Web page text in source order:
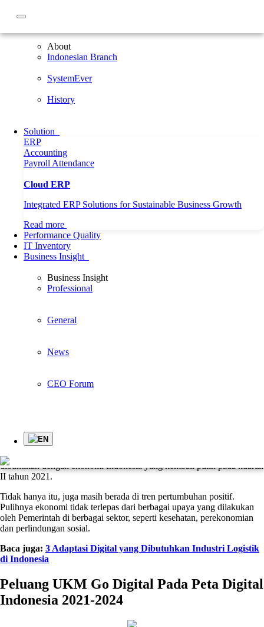
About
Indonesian Branch
SystemEver
History
Solution
ERP
Accounting
Payroll Attendance
Cloud ERP
Integrated ERP Solutions for Sustainable Business Growth
Read more
Performance Quality
IT Inventory
Business Insight
Business Insight
Professional
General
News
CEO Forum
EN
Home Article Peta Digital Indonesia 2021-2024, UKM Bakal Go
Digitalisasi Bisnis
Digitalisasi Bisnis
ekonomi Indonesia. Bagaimana tidak, pandemi telah menurunkan
terpuruk.
Namun, masa-masa sulit tersebut perlahan kembali pulih. Hal ini bisa
dibuktikan dengan ekonomi Indonesia yang kembali pulih pada kuartal
II tahun 2021.
Tidak hanya itu, juga masih berada di tren pertumbuhan positif.
Pulihnya ekonomi tidak terlepas dari berbagai upaya yang dilakukan
oleh Pemerintah di berbagai sektor, seperti kesehatan, perekonomian
dan perlindungan sosial.
Baca juga: 3 Adaptasi Digital yang Dibutuhkan Industri Logistik
di Indonesia
Peluang UKM Go Digital Pada Peta Digital
Indonesia 2021-2024